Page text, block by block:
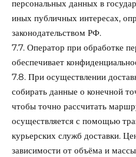
персональных данных в
иных публичных интересах,
законодательством РФ.
7.7. Оператор при обработке
обеспечивает
7.8. При осуществлении
собирать данные о конечной
чтобы точно рассчитать
осуществляется с помощью
курьерских служб доставки.
зависимости от объёма и